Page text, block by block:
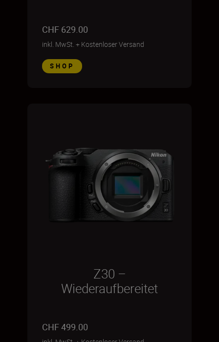
CHF 629.00
inkl. MwSt. + Kostenloser Versand
SHOP
Z30 –
Wiederaufbereitet
CHF 499.00